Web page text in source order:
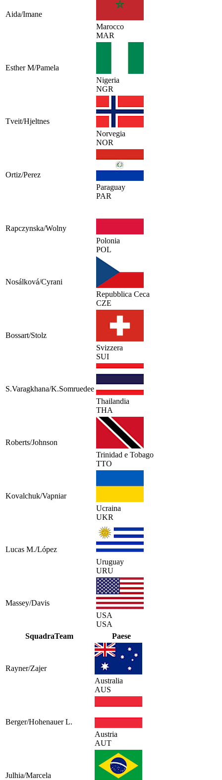
Aida/Imane
Marocco
MAR
Esther M/Pamela
Nigeria
NGR
Tveit/Hjeltnes
Norvegia
NOR
Ortiz/Perez
Paraguay
PAR
Rapczynska/Wolny
Polonia
POL
Nosálková/Cyrani
Repubblica Ceca
CZE
Bossart/Stolz
Svizzera
SUI
S.Varagkhana/K.Somruedee
Thailandia
THA
Roberts/Johnson
Trinidad e Tobago
TTO
Kovalchuk/Vapniar
Ucraina
UKR
Lucas M./López
Uruguay
URU
Massey/Davis
USA
USA
SquadraTeam Paese
Rayner/Zajer
Australia
AUS
Berger/Hohenauer L.
Austria
AUT
Julhia/Marcela